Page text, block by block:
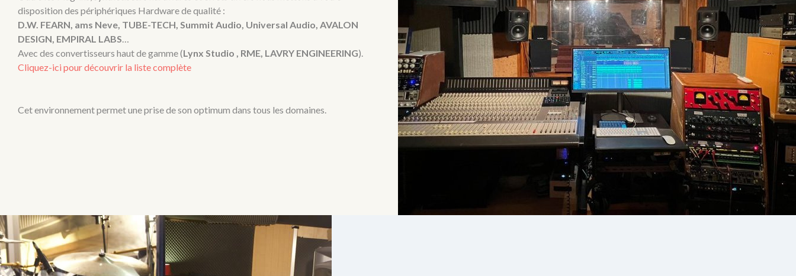
disposition des périphériques Hardware de qualité :
D.W. FEARN, ams Neve, TUBE-TECH, Summit Audio, Universal Audio, AVALON
DESIGN, EMPIRAL LABS…
Avec des convertisseurs haut de gamme (Lynx Studio , RME, LAVRY ENGINEERING).
Cliquez-ici pour découvrir la liste complète
Cet environnement permet une prise de son optimum dans tous les domaines.